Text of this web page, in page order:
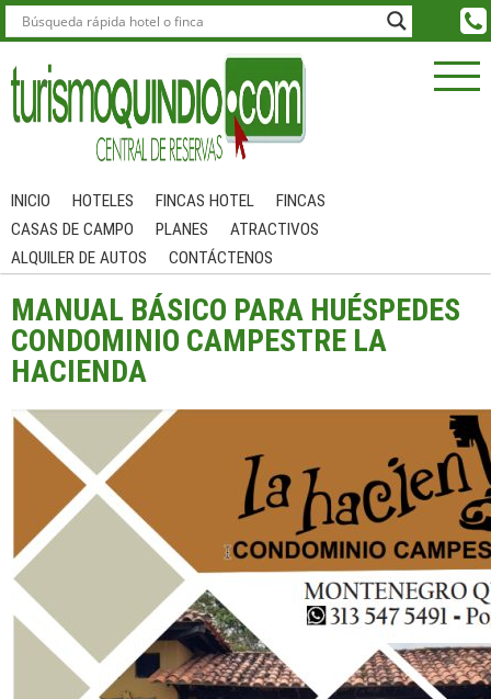
INICIO HOTELES FINCAS HOTEL
FINCAS
CASAS DE CAMPO
PLANES
ATRACTIVOS
ALQUILER DE AUTOS
CONTÁCTENOS
MANUAL BÁSICO PARA HUÉSPEDES
CONDOMINIO CAMPESTRE LA
HACIENDA